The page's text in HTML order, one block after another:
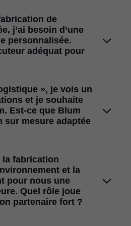
E-SERVICES, dans la section
commandes' : de la saisie de
pratique de E-SERVICES
et en suivre l’état, avoir accès
de douane et de
leurinterlocuteur personnel Blum
de
j’ai besoin d’une
personnalisée.
adéquat pour
pour nous d’emballer nos
s’intègrent parfaitement dans
vousiciafin d’en savoir plus
», je vois un
et je souhaite
Est-ce que Blum
sur mesure adaptée
la fabrication
et la
pour nous une
Quel rôle joue
partenaire fort ?